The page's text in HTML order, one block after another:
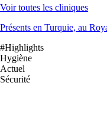
Voir toutes les cliniques
Présents en Turquie, au
#Highlights
Hygiène
Actuel
Sécurité